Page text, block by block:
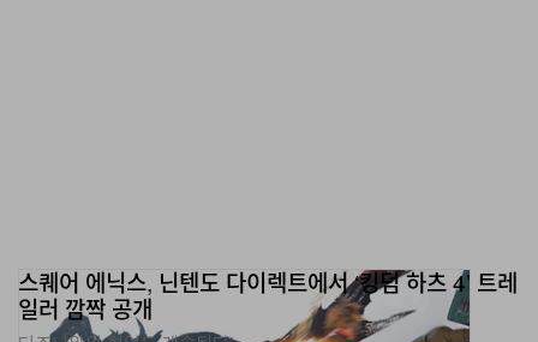
스퀘어 에닉스, 닌텐도 다이렉트에서 ‘킹덤 하츠 4’ 트레
일러 깜짝 공개